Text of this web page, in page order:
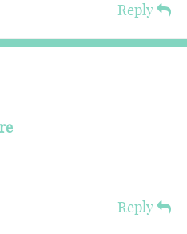
Reply
Reply